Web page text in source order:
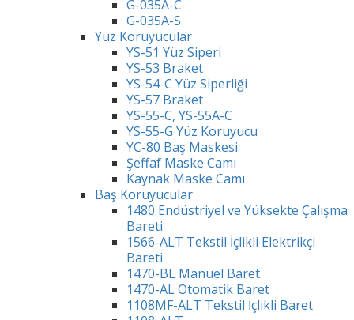
G-035A-C
G-035A-S
Yüz Koruyucular
YS-51 Yüz Siperi
YS-53 Braket
YS-54-C Yüz Siperliği
YS-57 Braket
YS-55-C, YS-55A-C
YS-55-G Yüz Koruyucu
YC-80 Baş Maskesi
Şeffaf Maske Camı
Kaynak Maske Camı
Baş Koruyucular
1480 Endüstriyel ve Yüksekte Çalışma
Bareti
1566-ALT Tekstil İçlikli Elektrikçi
Bareti
1470-BL Manuel Baret
1470-AL Otomatik Baret
1108MF-ALT Tekstil İçlikli Baret